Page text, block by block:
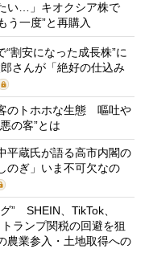
い…」キオクシア株で
う一度”と再購入
割安になった成長株”に
さんが「絶好の仕込み
のトホホな生態 嘔吐や
の客”とは
平蔵氏が語る高市内閣の
ぎ」いま不可欠なの
” SHEIN、TikTok、
ランプ関税の回避を狙
業参入・土地取得への